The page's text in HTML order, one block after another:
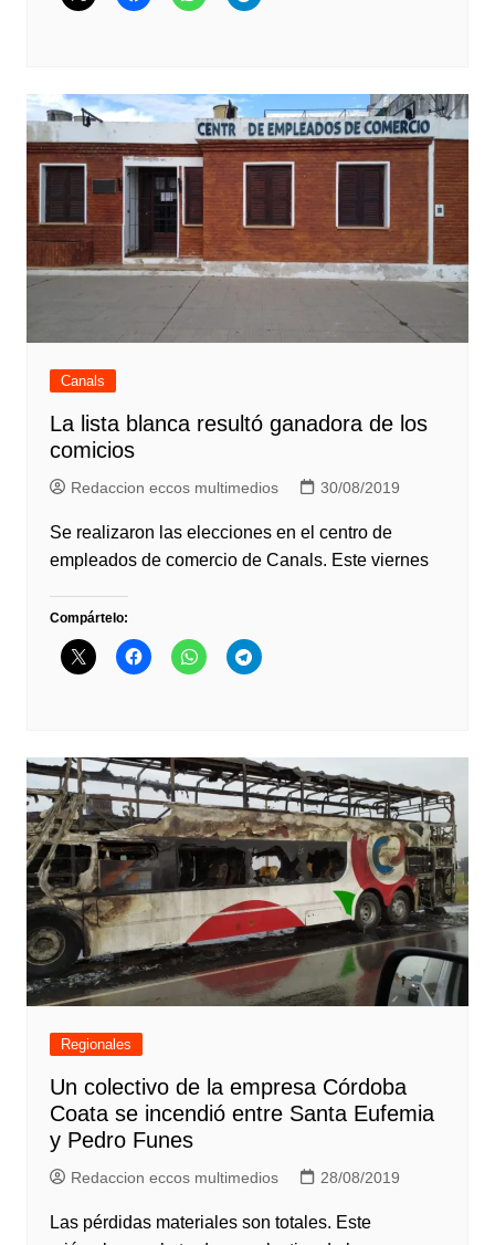
Canals
La lista blanca resultó ganadora de los
comicios
Redaccion eccos multimedios 30/08/2019
Se realizaron las elecciones en el centro de
empleados de comercio de Canals. Este viernes
Compártelo:
Regionales
Un colectivo de la empresa Córdoba
Coata se incendió entre Santa Eufemia
y Pedro Funes
Redaccion eccos multimedios 28/08/2019
Las pérdidas materiales son totales. Este